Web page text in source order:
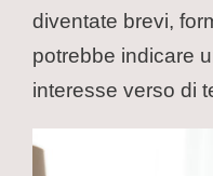
diventate brevi,
potrebbe indicare
interesse verso di